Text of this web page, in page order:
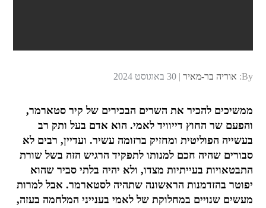
By: אוריה בר-מאיר
Posted
30 באוגוסט 2024
ממשיכים להכיר את השרים הבכירים של קיר סטארמר,
והפעם שר החוץ דייוויד לאמי. הוא אדם בעל ותק רב
בעשייה הפוליטית ומחזיק ברזומה עשיר. ועדיין, רבים לא
סבורים שהיה חכם למנותו לתפקיד הרגיש הזה בשל שורת
התבטאויות בעייתיות מצדו, ולא יהיה בלתי סביר שהוא
יפוטר בהזדמנות הראשונה שתהיה לסטארמר. אבל למרות
מעשים שנויים במחלוקת של לאמי בענייני המלחמה בעזה,